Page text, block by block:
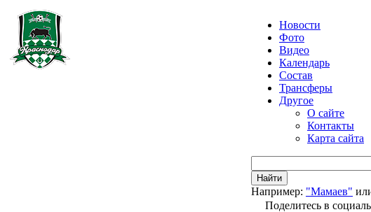
Новости
Фото
Видео
Календарь
Состав
Трансферы
Другое
О сайте
Контакты
Карта сайта
Найти
Например: "Мамаев"
Поделитесь в